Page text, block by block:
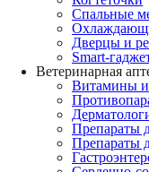
Спальные
Дверцы и
Smart-
Ветеринарная
Витамины и
Препараты
Препараты